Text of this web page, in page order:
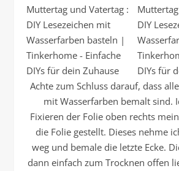
Achte zum Schluss darauf, dass
mit Wasserfarben bemalt sind.
Fixieren der Folie oben rechts
die Folie gestellt. Dieses nehme
weg und bemale die letzte Ecke.
dann einfach zum Trocknen offen